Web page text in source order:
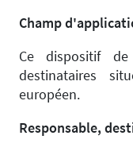
Champ
Ce dispositif
destinataires
européen.
Responsable,